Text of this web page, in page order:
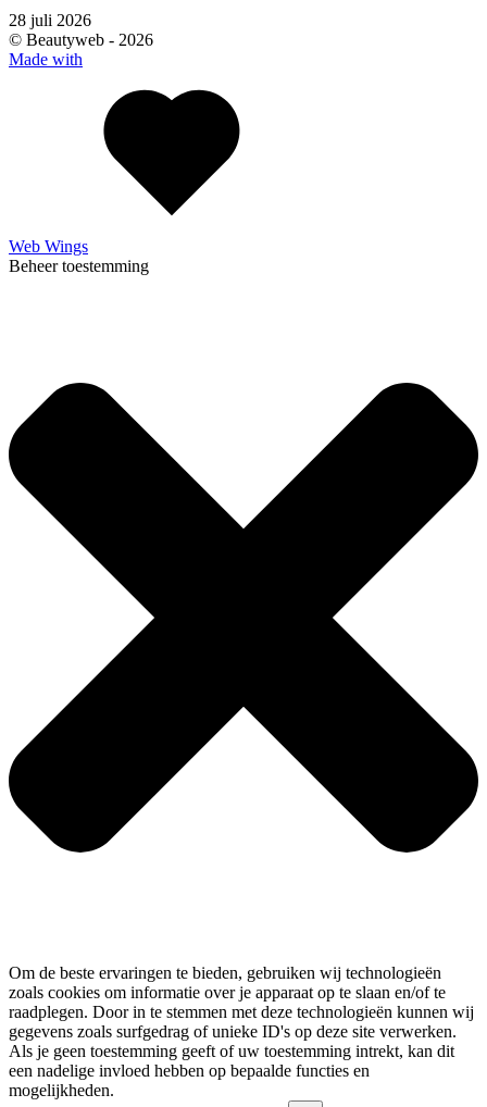
28 juli 2026
© Beautyweb - 2026
Made with
Web Wings
Beheer toestemming
Om de beste ervaringen te bieden, gebruiken wij technologieën
zoals cookies om informatie over je apparaat op te slaan en/of te
raadplegen. Door in te stemmen met deze technologieën kunnen wij
gegevens zoals surfgedrag of unieke ID's op deze site verwerken.
Als je geen toestemming geeft of uw toestemming intrekt, kan dit
een nadelige invloed hebben op bepaalde functies en
mogelijkheden.